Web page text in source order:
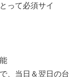
って必須サイ
可能
、当日＆翌日の台